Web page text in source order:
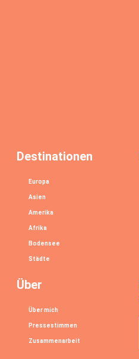
Destinationen
Europa
Asien
Amerika
Afrika
Bodensee
Städte
Über
Über mich
Pressestimmen
Zusammenarbeit